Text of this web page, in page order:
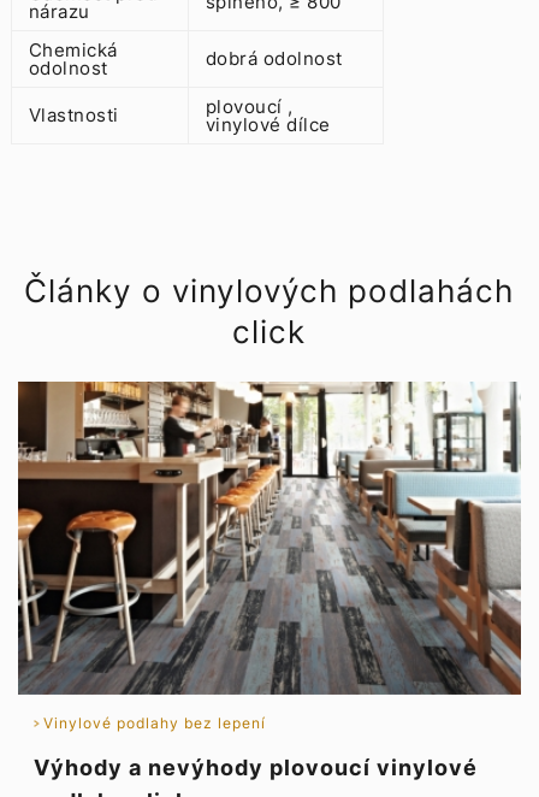
nárazu
Chemická
odolnost dobrá odolnost
Vlastnosti plovoucí ,
vinylové dílce
Články o vinylových podlahách
click
Vinylové podlahy bez lepení
Výhody a nevýhody plovoucí vinylové